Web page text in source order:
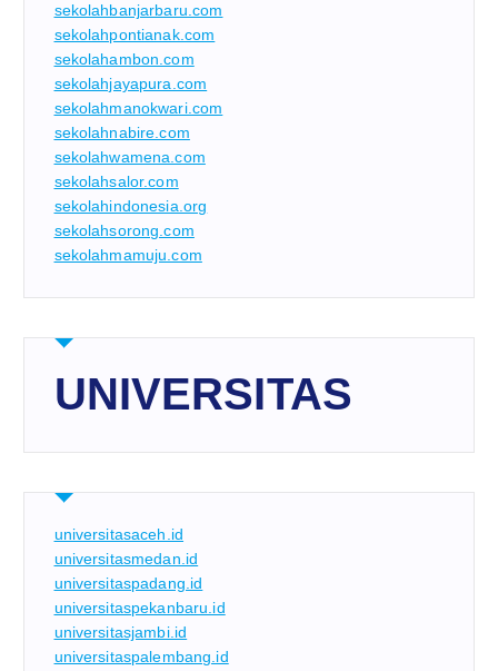
sekolahbanjarbaru.com
sekolahpontianak.com
sekolahambon.com
sekolahjayapura.com
sekolahmanokwari.com
sekolahnabire.com
sekolahwamena.com
sekolahsalor.com
sekolahindonesia.org
sekolahsorong.com
sekolahmamuju.com
UNIVERSITAS
universitasaceh.id
universitasmedan.id
universitaspadang.id
universitaspekanbaru.id
universitasjambi.id
universitaspalembang.id